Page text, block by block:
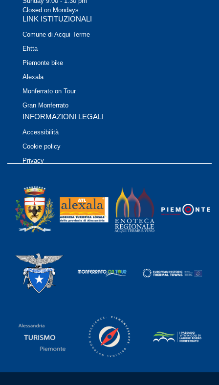
Closed on Mondays
LINK ISTITUZIONALI
Comune di Acqui Terme
Ehtta
Piemonte bike
Alexala
Monferrato on Tour
Gran Monferrato
INFORMAZIONI LEGALI
Accessibilità
Cookie policy
Privacy